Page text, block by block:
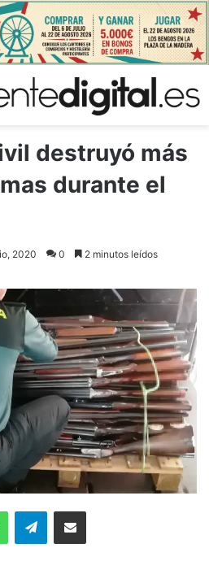
destruyó más
durante el
2020 0 2 minutos leídos
WhatsAppTelegramCompartir via Email